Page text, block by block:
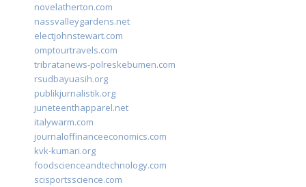
novelatherton.com
nassvalleygardens.net
electjohnstewart.com
omptourtravels.com
tribratanews-polreskebumen.com
rsudbayuasih.org
publikjurnalistik.org
juneteenthapparel.net
italywarm.com
journaloffinanceeconomics.com
kvk-kumari.org
foodscienceandtechnology.com
scisportsscience.com